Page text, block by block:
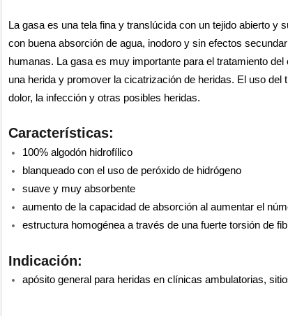
La gasa es una tela fina y translúcida con un tejido abierto y
con buena absorción de agua, inodoro y sin efectos
humanas. La gasa es muy importante para el tratamiento
una herida y promover la cicatrización de heridas. El uso
dolor, la infección y otras posibles heridas.
Características:
100% algodón hidrofílico
blanqueado con el uso de peróxido de hidrógeno
suave y muy absorbente
aumento de la capacidad de absorción al aumentar el
estructura homogénea a través de una fuerte torsión de
Indicación:
apósito general para heridas en clínicas ambulatorias,